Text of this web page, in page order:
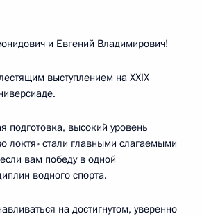
и Евгений Владимирович!
выступлением на XXIX
подготовка, высокий уровень
локтя» стали главными слагаемыми
вам победу в одной
водного спорта.
на достигнутом, уверенно